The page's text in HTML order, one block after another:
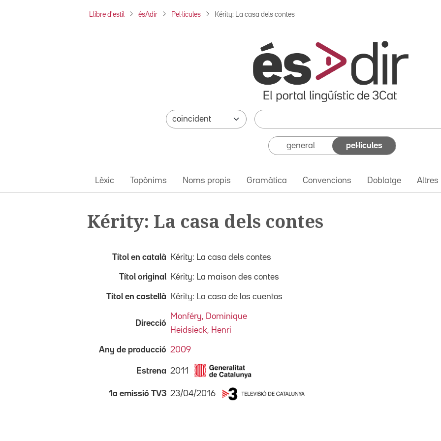
Llibre d'estil ésAdir Pel·lícules Kérity: La casa dels contes
general pel·lícules
Lèxic Topònims Noms propis Gramàtica Convencions Doblatge Altres
Kérity: La casa dels contes
Títol en català Kérity: La casa dels contes
Títol original Kérity: La maison des contes
Títol en castellà Kérity: La casa de los cuentos
Direcció
Monféry, Dominique
Heidsieck, Henri
Any de producció 2009
Estrena 2011
1a emissió TV3 23/04/2016